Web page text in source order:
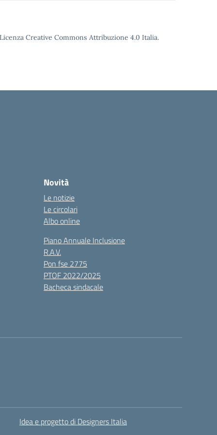
Creative Commons Attribuzione 4.0 Italia.
Novità
Le notizie
Le circolari
Albo online
Piano Annuale Inclusione
R.A.V.
Pon fse 2775
PTOF 2022/2025
Bacheca sindacale
Idea e progetto di Designers Italia